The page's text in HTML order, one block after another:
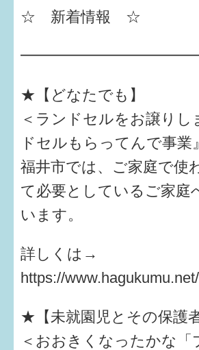
☆ 新着情報 ☆
★【どなたでも】
＜ランドセルをお譲りし
ドセルもらってんで事業
福井市では、ご家庭で使
て必要としているご家庭
います。
詳しくは→
https://
★【未就園児とその保護者
＜おおきくなったかな
お出かけ情報
ワンポイント英会話
ソーシャルメディア
すまいるサポート行事案